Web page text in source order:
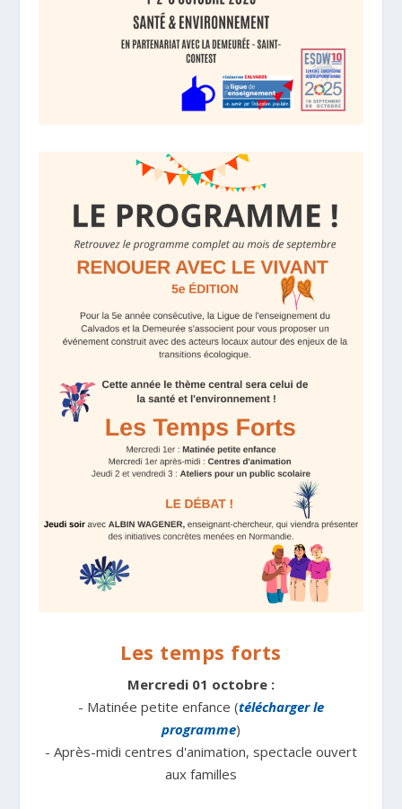
Les temps forts
Mercredi 01 octobre :
- Matinée petite enfance (télécharger le
programme)
- Après-midi centres d'animation, spectacle ouvert
aux familles